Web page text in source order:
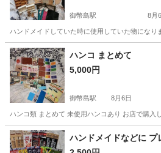
御幣島駅 8月
ハンドメイドしていた時に使用していた物にな
大阪 大阪市 御幣島駅 インテリア雑
ハンコ まとめて
5,000円
御幣島駅 8月6日
ハンコ類 まとめて 未使用ハンコあり お店で購入
大阪 大阪市 御幣島駅 インテリア雑
ハン